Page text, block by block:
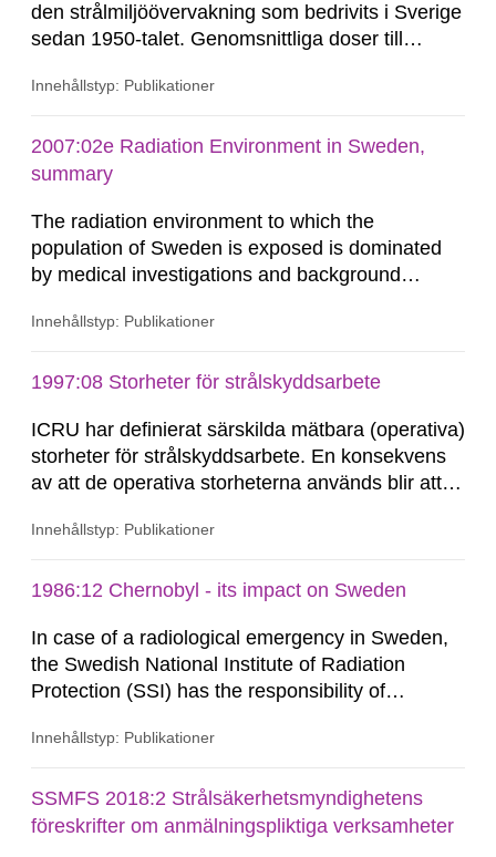
den strålmiljöövervakning som bedrivits i Sverige
sedan 1950-talet. Genomsnittliga doser till
redovisas också. En stor del av övervakningen
av radioaktiva ämnen från de atmosfäriska
kärnvapenproven...
Innehållstyp: Publikationer
2007:02e Radiation Environment in Sweden,
summary
The radiation environment to which the
population of Sweden is exposed is dominated
by medical investigations and background
in our houses. That is the conclusion of the first
monitoring data and dose calculations within the
behaviour in the form of...
Innehållstyp: Publikationer
1997:08 Storheter för strålskyddsarbete
ICRU har definierat särskilda mätbara (operativa)
storheter för strålskyddsarbete. En konsekvens
av att de operativa storheterna används blir att
samma bestrålningssituation kan ge olika
strålfältets geometri. Mätstorheterna har
Innehållstyp: Publikationer
1986:12 Chernobyl - its impact on Sweden
In case of a radiological emergency in Sweden,
the Swedish National Institute of Radiation
Protection (SSI) has the responsibility of
both from SSI and from other authorities.
SSI around 10 am on April 28, 1986, and the
task force convened at 1030 am. A large number
Innehållstyp: Publikationer
SSMFS 2018:2 Strålsäkerhetsmyndighetens
föreskrifter om anmälningspliktiga verksamheter